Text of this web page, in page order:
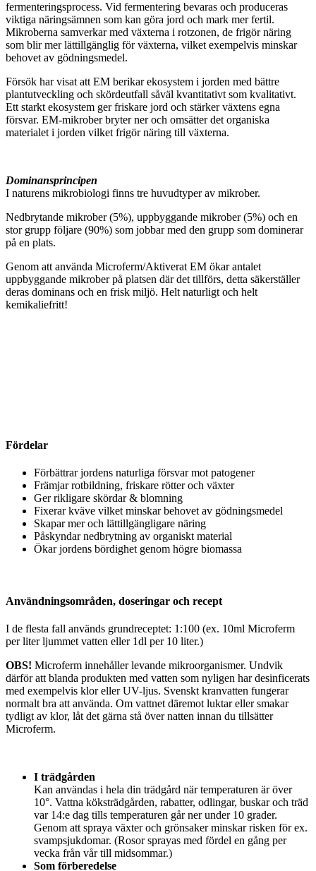
fermenteringsprocess. Vid fermentering bevaras och produceras
viktiga näringsämnen som kan göra jord och mark mer fertil.
Mikroberna samverkar med växterna i rotzonen, de frigör näring
som blir mer lättillgänglig för växterna, vilket exempelvis minskar
behovet av gödningsmedel.
Försök har visat att EM berikar ekosystem i jorden med bättre
plantutveckling och skördeutfall såväl kvantitativt som kvalitativt.
Ett starkt ekosystem ger friskare jord och stärker växtens egna
försvar. EM-mikrober bryter ner och omsätter det organiska
materialet i jorden vilket frigör näring till växterna.
Dominansprincipen
I naturens mikrobiologi finns tre huvudtyper av mikrober.
Nedbrytande mikrober (5%), uppbyggande mikrober (5%) och en
stor grupp följare (90%) som jobbar med den grupp som dominerar
på en plats.
Genom att använda Microferm/Aktiverat EM ökar antalet
uppbyggande mikrober på platsen där det tillförs, detta säkerställer
deras dominans och en frisk miljö. Helt naturligt och helt
kemikaliefritt!
Fördelar
Förbättrar jordens naturliga försvar mot patogener
Främjar rotbildning, friskare rötter och växter
Ger rikligare skördar & blomning
Fixerar kväve vilket minskar behovet av gödningsmedel
Skapar mer och lättillgängligare näring
Påskyndar nedbrytning av organiskt material
Ökar jordens bördighet genom högre biomassa
Användningsområden, doseringar och recept
I de flesta fall används grundreceptet: 1:100 (ex. 10ml Microferm
per liter ljummet vatten eller 1dl per 10 liter.)
OBS! Microferm innehåller levande mikroorganismer. Undvik
därför att blanda produkten med vatten som nyligen har desinficerats
med exempelvis klor eller UV-ljus. Svenskt kranvatten fungerar
normalt bra att använda. Om vattnet däremot luktar eller smakar
tydligt av klor, låt det gärna stå över natten innan du tillsätter
Microferm.
I trädgården
Kan användas i hela din trädgård när temperaturen är över
10°. Vattna köksträdgården, rabatter, odlingar, buskar och träd
var 14:e dag tills temperaturen går ner under 10 grader.
Genom att spraya växter och grönsaker minskar risken för ex.
svampsjukdomar. (Rosor sprayas med fördel en gång per
vecka från vår till midsommar.)
Som förberedelse